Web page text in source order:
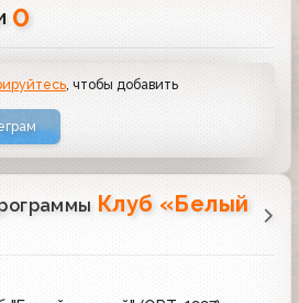
0
, чтобы добавить
Клуб «Белый